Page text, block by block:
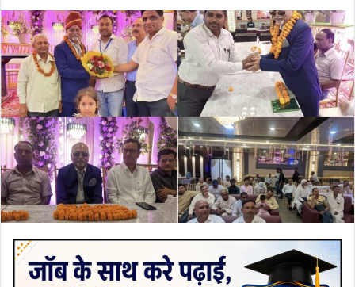
email